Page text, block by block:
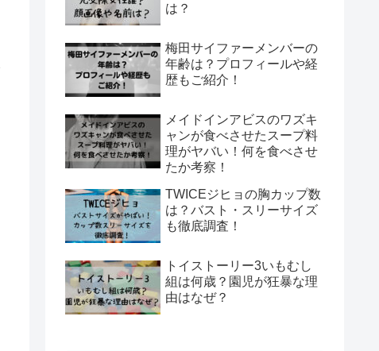
は？
梅田サイファーメンバーの
年齢は？プロフィールや経
歴もご紹介！
メイドインアビスのワズキ
ャンが食べさせたスープ料
理がヤバい！何を食べさせ
たか考察！
TWICEジヒョの胸カップ数
は？バスト・スリーサイズ
も徹底調査！
トイストーリー3いもむし
組は何歳？園児が狂暴な理
由はなぜ？